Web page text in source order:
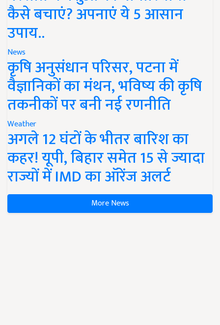
कैसे बचाएं? अपनाएं ये 5 आसान
उपाय..
News
कृषि अनुसंधान परिसर, पटना में
वैज्ञानिकों का मंथन, भविष्य की कृषि
तकनीकों पर बनी नई रणनीति
Weather
अगले 12 घंटों के भीतर बारिश का
कहर! यूपी, बिहार समेत 15 से ज्यादा
राज्यों में IMD का ऑरेंज अलर्ट
More News